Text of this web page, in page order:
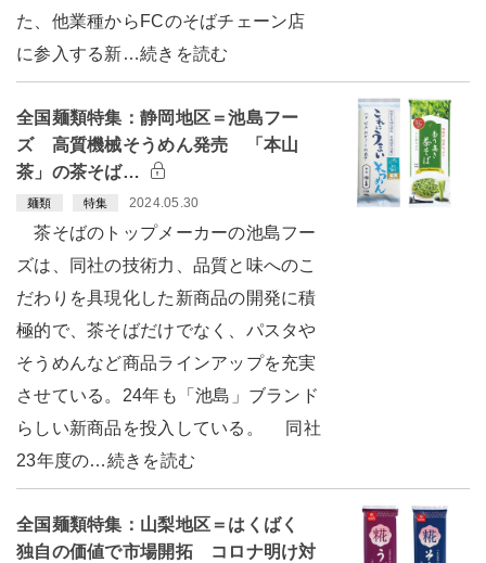
た、他業種からFCのそばチェーン店
に参入する新…続きを読む
全国麺類特集：静岡地区＝池島フー
ズ 高質機械そうめん発売 「本山
茶」の茶そば…
麺類 特集 2024.05.30
茶そばのトップメーカーの池島フー
ズは、同社の技術力、品質と味へのこ
だわりを具現化した新商品の開発に積
極的で、茶そばだけでなく、パスタや
そうめんなど商品ラインアップを充実
させている。24年も「池島」ブランド
らしい新商品を投入している。 同社
23年度の…続きを読む
全国麺類特集：山梨地区＝はくばく
独自の価値で市場開拓 コロナ明け対